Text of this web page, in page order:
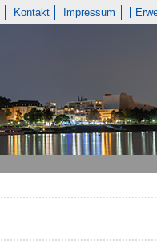
Kontakt Impressum